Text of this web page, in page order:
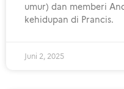
umur) dan memberi
kehidupan di Prancis.
Juni 2, 2025